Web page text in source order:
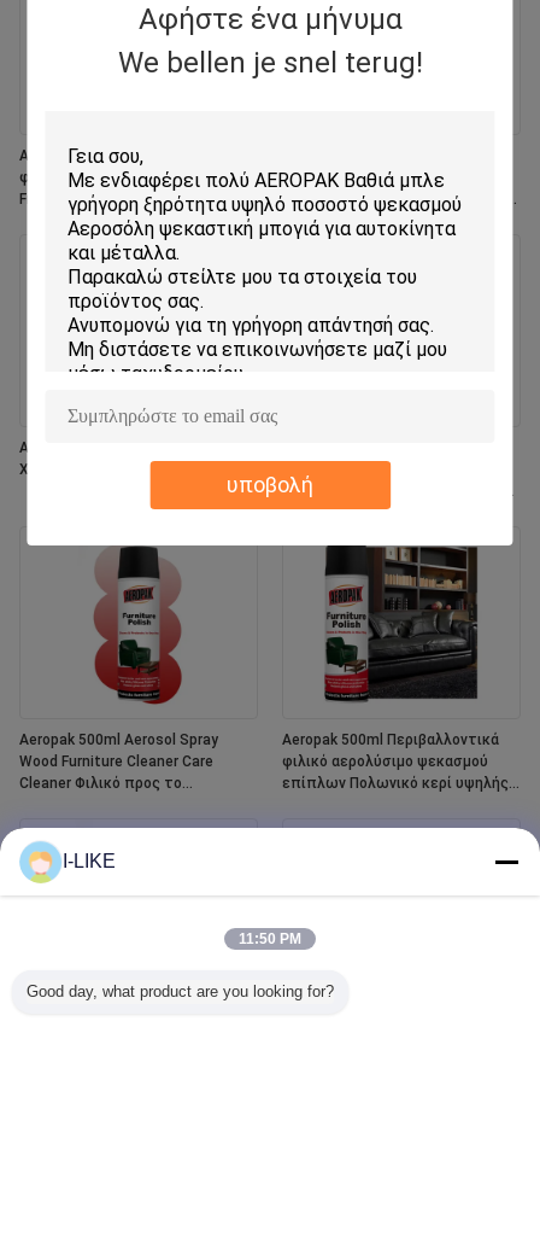
Αφήστε ένα μήνυμα
We bellen je snel terug!
υποβολή
Aeropak 330ml Περιβαλλοντικώς
φιλικό αερολύσιμο Rose Scent Air
Freshener Spray για οικιακή και
οδική χρήση σε εσωτερικούς
Scent Χρήση Αποτελεσματικός
Εξάλειπτης Οσμών Μακροχρόνια
φιλική προς το περιβάλλον,
ασφαλής για κατοικίδια ζώα,
ασφαλής για παιδιά, ανανεωτικό
αέρα
Aeropak 330 ml Αεροσόλ Φρέσκο
Χαζάμινο Αρώμα Ψεκαστικό
κουζίνας Εφοδιασμός μαγειρικής
Πολυεπιφανειακό σπρέι
Aeropak 500ml Aerosol Spray
Wood Furniture Cleaner Care
Cleaner Φιλικό προς το
Υψηλού Περιεχομένου Βερνίκι
ξύλου
Aeropak 500ml Περιβαλλοντικά
φιλικό αερολύσιμο ψεκασμού
επίπλων Πολωνικό κερί υψηλής
ξύλο
I-LIKE
11:50 PM
Good day, what product are you looking for?